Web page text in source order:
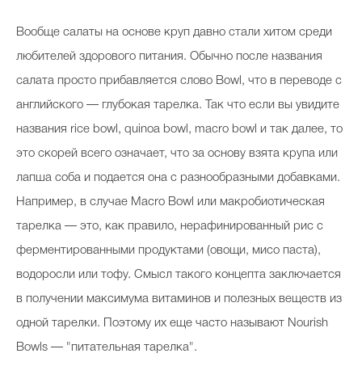
Вообще салаты на основе круп давно стали хитом среди
любителей здорового питания. Обычно после названия
салата просто прибавляется слово Bowl, что в переводе с
английского — глубокая тарелка. Так что если вы увидите
названия rice bowl, quinoa bowl, macro bowl и так далее, то
это скорей всего означает, что за основу взята крупа или
лапша соба и подается она с разнообразными добавками.
Например, в случае Macro Bowl или макробиотическая
тарелка — это, как правило, нерафинированный рис с
ферментированными продуктами (овощи, мисо паста),
водоросли или тофу. Смысл такого концепта заключается
в получении максимума витаминов и полезных веществ из
одной тарелки. Поэтому их еще часто называют Nourish
Bowls — "питательная тарелка".